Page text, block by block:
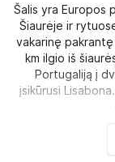
Šalis yra Europos
Šiaurėje ir
vakarinę
km ilgio iš
Portugaliją į
įsikūrusi